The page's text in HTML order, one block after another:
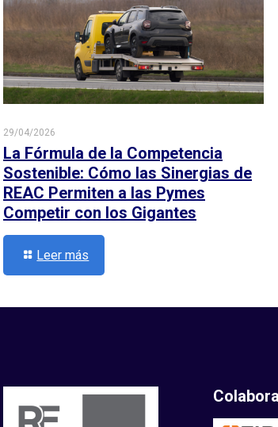
29/04/2026
La Fórmula de la Competencia
Sostenible: Cómo las Sinergias de
REAC Permiten a las Pymes
Competir con los Gigantes
Leer más